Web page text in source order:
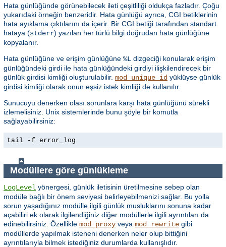
Hata günlüğünde görünebilecek ileti çeşitliliği oldukça fazladır. Çoğu
yukarıdaki örneğin benzeridir. Hata günlüğü ayrıca, CGI betiklerinin
hata ayıklama çıktılarını da içerir. Bir CGI betiği tarafından standart
hataya (stderr) yazılan her türlü bilgi doğrudan hata günlüğüne
kopyalanır.
Hata günlüğüne ve erişim günlüğüne %L dizgeciği konularak erişim
günlüğündeki girdi ile hata günlüğündeki girdiyi ilişkilendirecek bir
günlük girdisi kimliği oluşturulabilir. mod_unique_id yüklüyse günlük
girdisi kimliği olarak onun eşsiz istek kimliği de kullanılır.
Sunucuyu denerken olası sorunlara karşı hata günlüğünü sürekli
izlemelisiniz. Unix sistemlerinde bunu şöyle bir komutla
sağlayabilirsiniz:
tail -f error_log
Modüllere göre günlükleme
LogLevel yönergesi, günlük iletisinin üretilmesine sebep olan
modüle bağlı bir önem seviyesi belirleyebilmenizi sağlar. Bu yolla
sorun yaşadığınız modülle ilgili günlük musluklarını sonuna kadar
açabiliri ek olarak ilgilendiğiniz diğer modüllerle ilgili ayrıntıları da
edinebilirsiniz. Özellikle mod_proxy veya mod_rewrite gibi
modüllerde yapılmak isteneni denerken neler olup bittiğini
ayrıntılarıyla bilmek istediğiniz durumlarda kullanışlıdır.